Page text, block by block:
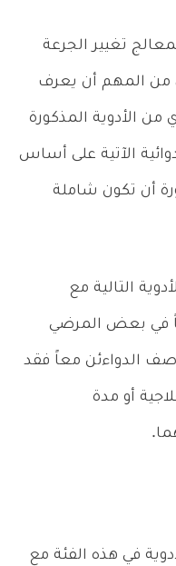
تغيير الجرعة
من المهم أن يعرف
من الأدوية المذكورة
الآتية على أساس
أن تكون شاملة
التالية مع
في بعض المرضي
الدواءئن معاً فقد
أو مدة
في هذه الفئة مع